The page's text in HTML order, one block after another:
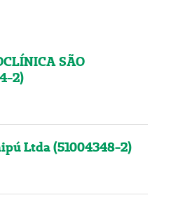
SÃO
2)
Ltda (51004348-2)